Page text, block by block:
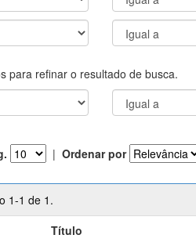
para refinar o resultado de busca.
| Ordenar por
1-1 de 1.
Título